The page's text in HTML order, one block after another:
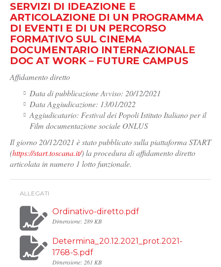
SERVIZI DI IDEAZIONE E
ARTICOLAZIONE DI UN PROGRAMMA
DI EVENTI E DI UN PERCORSO
FORMATIVO SUL CINEMA
DOCUMENTARIO INTERNAZIONALE
DOC AT WORK – FUTURE CAMPUS
Affidamento diretto
Data di pubblicazione Avviso: 20/12/2021
Data Aggiudicazione: 13/01/2022
Aggiudicatario: Festival dei Popoli Istituto Italiano per il
Film documentazione sociale ONLUS
Il giorno 20/12/2021 è stato pubblicato sulla piattaforma START
(https://start.toscana.it/) la procedura di affidamento diretto
articolata in numero 1 lotto funzionale.
ALLEGATI
Ordinativo-diretto.pdf
Dimensione: 289 KB
Determina_20.12.2021_prot.2021-
1768-S.pdf
Dimensione: 261 KB